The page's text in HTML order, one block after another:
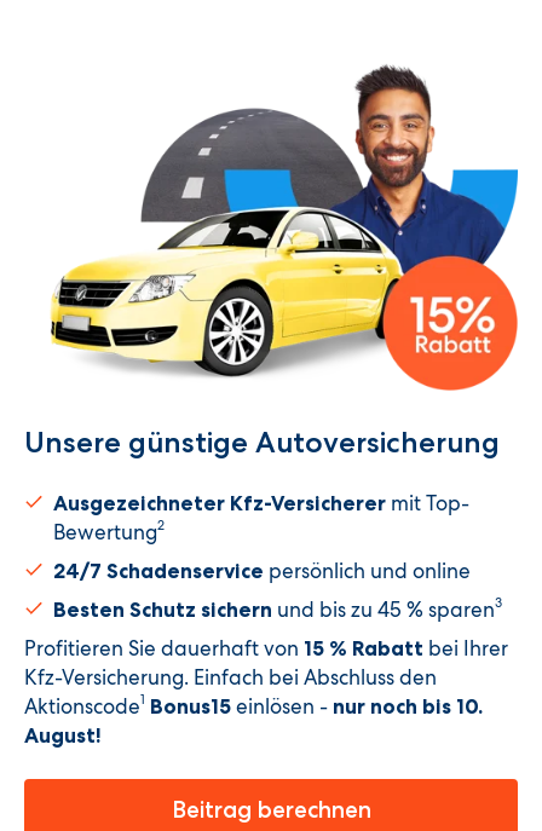
Unsere günstige Autoversicherung​
Ausgezeichneter Kfz-Versicherer mit Top-
Bewertung2
24/7 Schadenservice persönlich und online
Besten Schutz sichern und bis zu 45 % sparen3
Profitieren Sie dauerhaft von 15 % Rabatt bei Ihrer
Kfz-Versicherung. Einfach bei Abschluss den
Aktionscode1 Bonus15 einlösen - nur noch bis 10.
August!
Beitrag berechnen